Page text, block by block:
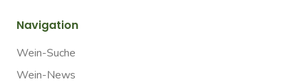
Navigation
Wein-Suche
Wein-News